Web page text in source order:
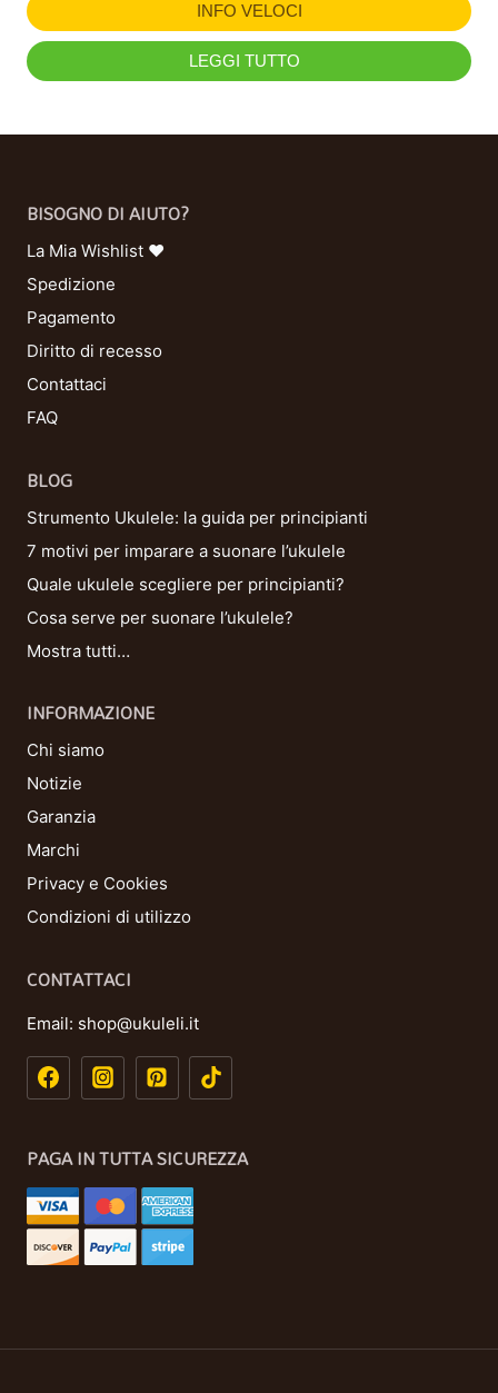
INFO VELOCI
LEGGI TUTTO
BISOGNO DI AIUTO?
La Mia Wishlist ❤
Spedizione
Pagamento
Diritto di recesso
Contattaci
FAQ
BLOG
Strumento Ukulele: la guida per principianti
7 motivi per imparare a suonare l’ukulele
Quale ukulele scegliere per principianti?
Cosa serve per suonare l’ukulele?
Mostra tutti…
INFORMAZIONE
Chi siamo
Notizie
Garanzia
Marchi
Privacy e Cookies
Condizioni di utilizzo
CONTATTACI
Email: shop@ukuleli.it
PAGA IN TUTTA SICUREZZA